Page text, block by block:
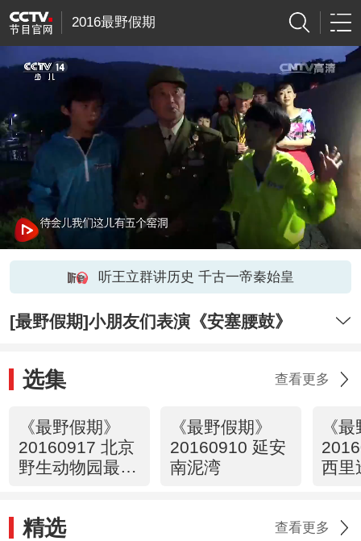
2016最野假期
听王立群讲历史 千古一帝秦始皇
[最野假期]小朋友们表演《安塞腰鼓》
选集 查看更多
《最野假期》
20160917 北京
野生动物园最野
《最野假期》
20160910 延安
南泥湾
《
西里
精选 查看更多